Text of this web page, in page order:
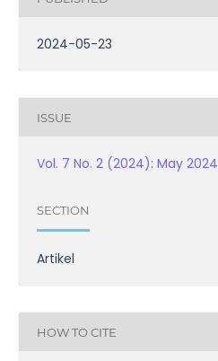
2024-05-23
ISSUE
Vol. 7 No. 2 (2024): May 2024
SECTION
Artikel
HOW TO CITE